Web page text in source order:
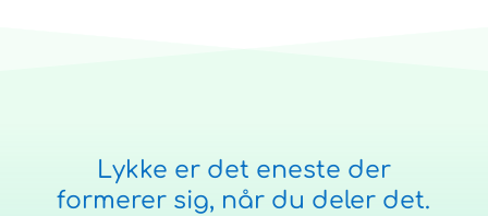
Lykke er det eneste der
formerer sig, når du deler det.